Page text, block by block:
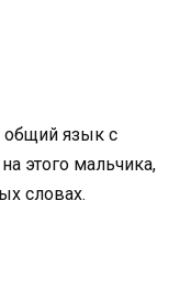
общий язык с
этого мальчика,
словах.